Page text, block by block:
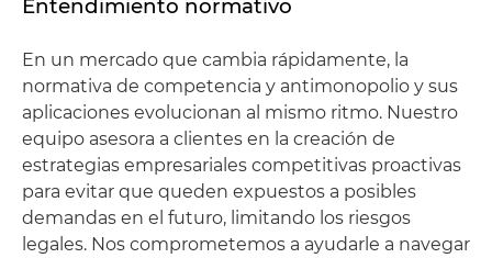
Entendimiento normativo
En un mercado que cambia rápidamente, la
normativa de competencia y antimonopolio y sus
aplicaciones evolucionan al mismo ritmo. Nuestro
equipo asesora a clientes en la creación de
estrategias empresariales competitivas proactivas
para evitar que queden expuestos a posibles
demandas en el futuro, limitando los riesgos
legales. Nos comprometemos a ayudarle a navegar